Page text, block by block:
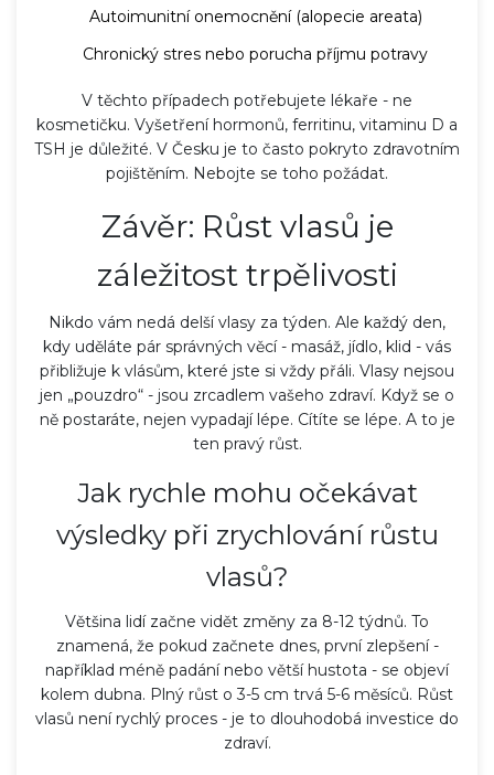
Autoimunitní onemocnění (alopecie areata)
Chronický stres nebo porucha příjmu potravy
V těchto případech potřebujete lékaře - ne
kosmetičku. Vyšetření hormonů, ferritinu, vitaminu D a
TSH je důležité. V Česku je to často pokryto zdravotním
pojištěním. Nebojte se toho požádat.
Závěr: Růst vlasů je
záležitost trpělivosti
Nikdo vám nedá delší vlasy za týden. Ale každý den,
kdy uděláte pár správných věcí - masáž, jídlo, klid - vás
přibližuje k vlásům, které jste si vždy přáli. Vlasy nejsou
jen „pouzdro“ - jsou zrcadlem vašeho zdraví. Když se o
ně postaráte, nejen vypadají lépe. Cítíte se lépe. A to je
ten pravý růst.
Jak rychle mohu očekávat
výsledky při zrychlování růstu
vlasů?
Většina lidí začne vidět změny za 8-12 týdnů. To
znamená, že pokud začnete dnes, první zlepšení -
například méně padání nebo větší hustota - se objeví
kolem dubna. Plný růst o 3-5 cm trvá 5-6 měsíců. Růst
vlasů není rychlý proces - je to dlouhodobá investice do
zdraví.